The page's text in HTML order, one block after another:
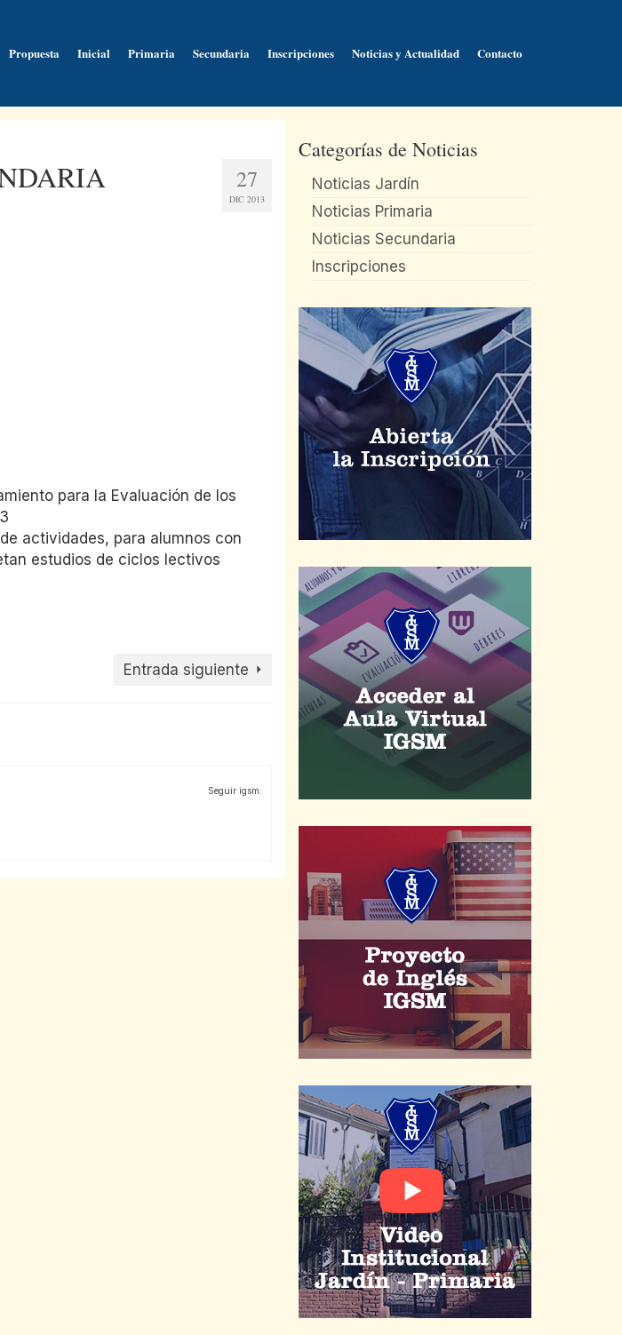
Propuesta Inicial Primaria Secundaria Inscripciones Noticias y Actualidad Contacto
27
DIC 2013
para la Evaluación de los
actividades, para alumnos con
estudios de ciclos lectivos
Entrada siguiente
Seguir igsm:
Categorías de Noticias
Noticias Jardín
Noticias Primaria
Noticias Secundaria
Inscripciones